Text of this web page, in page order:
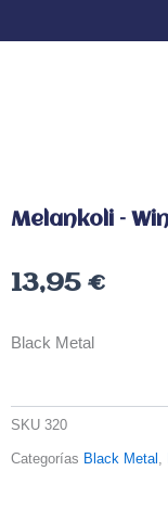
Melankoli –
13,95 €
Black Metal
SKU 320
Categorías Black Metal ,